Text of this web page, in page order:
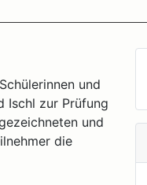
und
Ischl zur Prüfung
und
die